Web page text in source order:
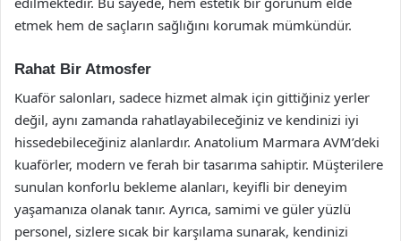
etmek hem de saçların sağlığını korumak mümkündür.
Rahat Bir Atmosfer
Kuaför salonları, sadece hizmet almak için gittiğiniz yerler
değil, aynı zamanda rahatlayabileceğiniz ve kendinizi iyi
hissedebileceğiniz alanlardır. Anatolium Marmara AVM’deki
kuaförler, modern ve ferah bir tasarıma sahiptir. Müşterilere
sunulan konforlu bekleme alanları, keyifli bir deneyim
yaşamanıza olanak tanır. Ayrıca, samimi ve güler yüzlü
personel, sizlere sıcak bir karşılama sunarak, kendinizi